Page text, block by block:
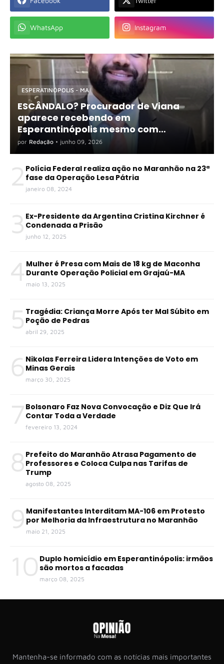
WhatsApp Instagram
ESPERATINÓPOLIS - MA
ESCÂNDALO? Procurador de Viana
aparece recebendo em
Esperantinópolis mesmo com
exigência de dedicação exclusiva
por Redação • junho 09, 2026
2 Polícia Federal realiza ação no Maranhão na 23ª
fase da Operação Lesa Pátria
janeiro 08, 2024
3 Ex-Presidente da Argentina Cristina Kirchner é
Condenada a Prisão
junho 12, 2025
4 Mulher é Presa com Mais de 18 kg de Maconha
Durante Operação Policial em Grajaú-MA
maio 13, 2025
5 Tragédia: Criança Morre Após ter Mal Súbito em
Poção de Pedras
abril 29, 2025
6 Nikolas Ferreira Lidera Intenções de Voto em
Minas Gerais
março 30, 2025
7 Bolsonaro Faz Nova Convocação e Diz Que Irá
Contar Toda a Verdade
fevereiro 13, 2024
8 Prefeito do Maranhão Atrasa Pagamento de
Professores e Coloca Culpa nas Tarifas de
Trump
agosto 08, 2025
9 Manifestantes Interditam MA-106 em Protesto
por Melhoria da Infraestrutura no Maranhão
maio 21, 2025
10 Duplo homicídio em Esperantinópolis: irmãos
são mortos a facadas
março 08, 2025
Mantenha-se informado com as notícias mais importantes